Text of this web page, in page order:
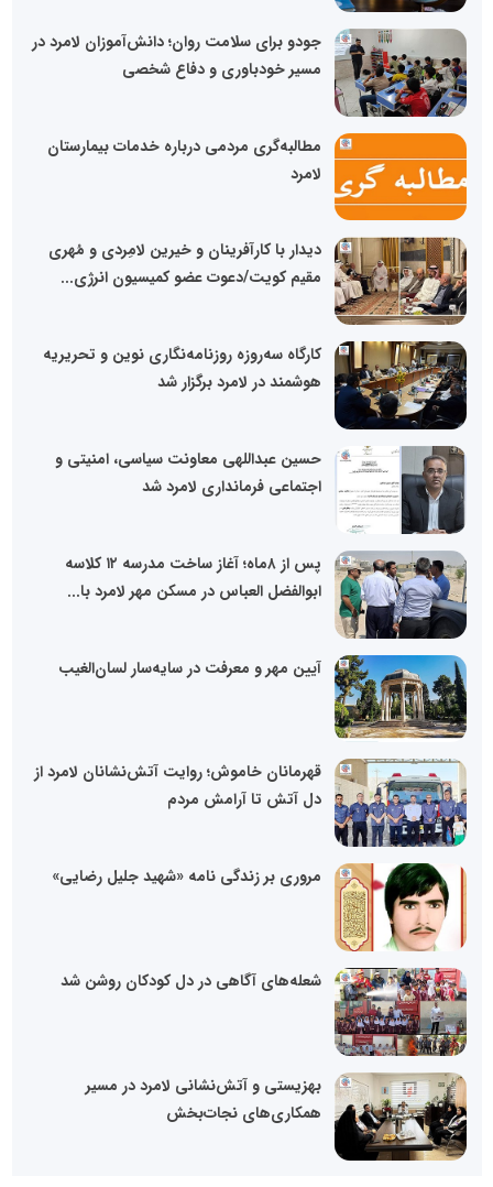
جودو برای سلامت روان؛ دانش‌آموزان لامرد در
مسیر خودباوری و دفاع شخصی
مطالبه‌گری مردمی درباره خدمات بیمارستان
لامرد
دیدار با کارآفرینان و خیرین لامِردی و مُهری
مقیم کویت/دعوت عضو کمیسیون انرژی...
کارگاه سه‌روزه روزنامه‌نگاری نوین و تحریریه
هوشمند در لامرد برگزار شد
حسین عبداللهی معاونت سیاسی، امنیتی و
اجتماعی فرمانداری لامرد شد
پس از ۸ماه؛ آغاز ساخت مدرسه ۱۲ کلاسه
ابوالفضل العباس در مسکن مهر لامرد با...
آیین مهر و معرفت در سایه‌سار لسان‌الغیب
قهرمانان خاموش؛ روایت آتش‌نشانان لامرد از
دل آتش تا آرامش مردم
مروری بر زندگی نامه «شهید جلیل رضایی»
شعله‌های آگاهی در دل کودکان روشن شد
بهزیستی و آتش‌نشانی لامرد در مسیر
همکاری‌های نجات‌بخش